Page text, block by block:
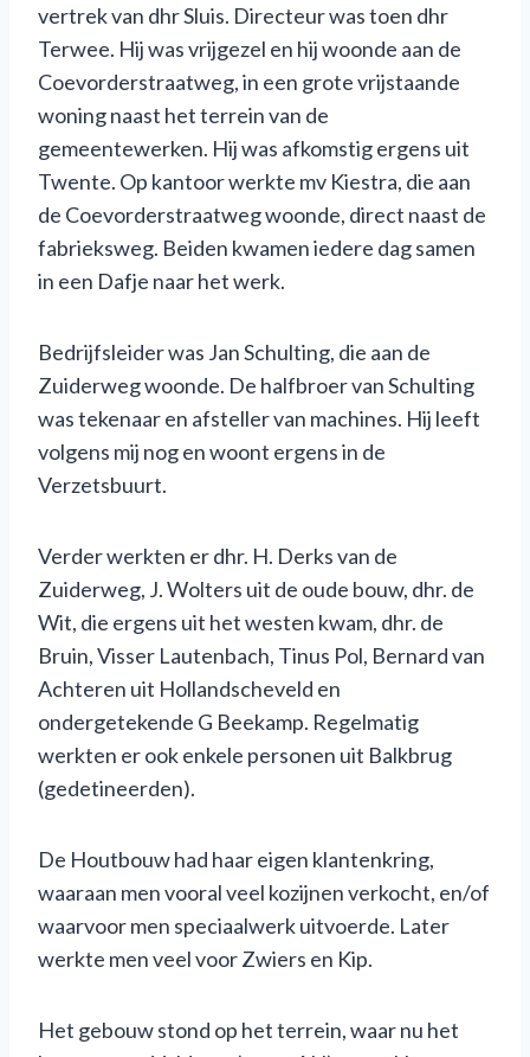
vertrek van dhr Sluis. Directeur was toen dhr
Terwee. Hij was vrijgezel en hij woonde aan de
Coevorderstraatweg, in een grote vrijstaande
woning naast het terrein van de
gemeentewerken. Hij was afkomstig ergens uit
Twente. Op kantoor werkte mv Kiestra, die aan
de Coevorderstraatweg woonde, direct naast de
fabrieksweg. Beiden kwamen iedere dag samen
in een Dafje naar het werk.
Bedrijfsleider was Jan Schulting, die aan de
Zuiderweg woonde. De halfbroer van Schulting
was tekenaar en afsteller van machines. Hij leeft
volgens mij nog en woont ergens in de
Verzetsbuurt.
Verder werkten er dhr. H. Derks van de
Zuiderweg, J. Wolters uit de oude bouw, dhr. de
Wit, die ergens uit het westen kwam, dhr. de
Bruin, Visser Lautenbach, Tinus Pol, Bernard van
Achteren uit Hollandscheveld en
ondergetekende G Beekamp. Regelmatig
werkten er ook enkele personen uit Balkbrug
(gedetineerden).
De Houtbouw had haar eigen klantenkring,
waaraan men vooral veel kozijnen verkocht, en/of
waarvoor men speciaalwerk uitvoerde. Later
werkte men veel voor Zwiers en Kip.
Het gebouw stond op het terrein, waar nu het